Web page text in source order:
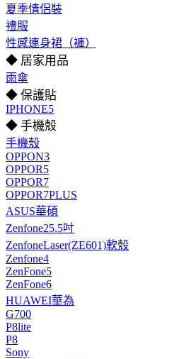
夏季情侶裝
禮服
性感連身裙（褲）
◆ 居家用品
雨傘
◆ 保護貼
IPHONE5
◆ 手機殼
手機殼
OPPON3
OPPOR5
OPPOR7
OPPOR7PLUS
ASUS華碩
Zenfone25.5吋
ZenfoneLaser(ZE601)軟殼
Zenfone4
ZenFone5
ZenFone6
HUAWEI華為
G700
P8lite
P8
Sony